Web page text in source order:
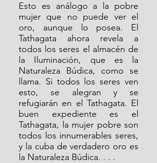
Esto es análogo a la pobre
mujer que no puede ver el
oro, aunque lo posea. El
Tathagata ahora revela a
todos los seres el almacén de
la Iluminación, que es la
Naturaleza Búdica, como se
llama. Si todos los seres ven
esto, se alegran y se
refugiarán en el Tathagata. El
buen expediente es el
Tathagata, la mujer pobre son
todos los innumerables seres,
y la cuba de verdadero oro es
la Naturaleza Búdica. . . .